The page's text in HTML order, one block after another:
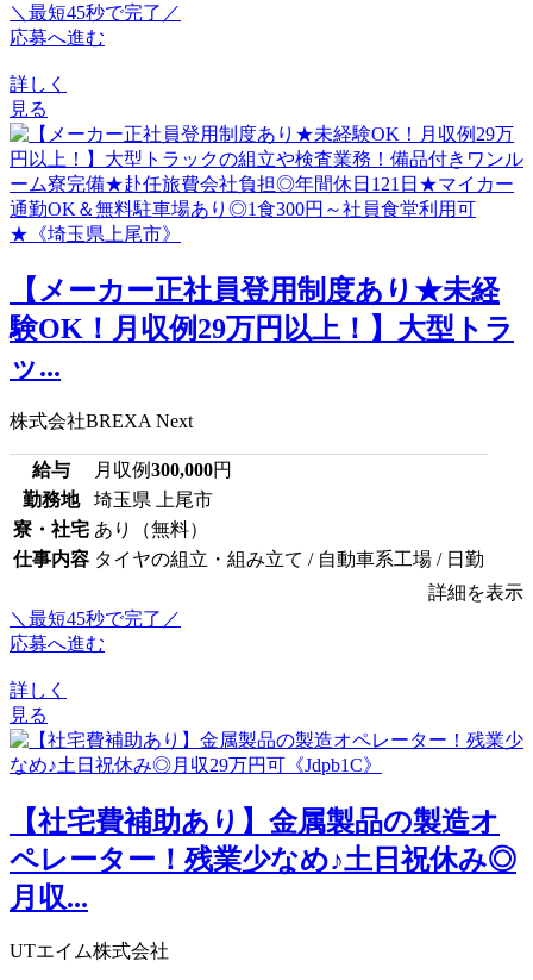
＼最短45秒で完了／
応募へ進む
詳しく
見る
【メーカー正社員登用制度あり★未経
験OK！月収例29万円以上！】大型トラ
ッ...
株式会社BREXA Next
給与 月収例300,000円
勤務地
埼玉県 上尾市
寮・社宅 あり（無料）
仕事内容 タイヤの組立・組み立て / 自動車系工場 / 日勤
詳細を表示
＼最短45秒で完了／
応募へ進む
詳しく
見る
【社宅費補助あり】金属製品の製造オ
ペレーター！残業少なめ♪土日祝休み◎
月収...
UTエイム株式会社